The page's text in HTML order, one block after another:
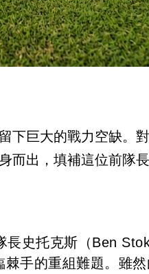
下巨大的戰力空缺。
而出，填補這位前隊
史托克斯（Ben
手的重組難題。雖